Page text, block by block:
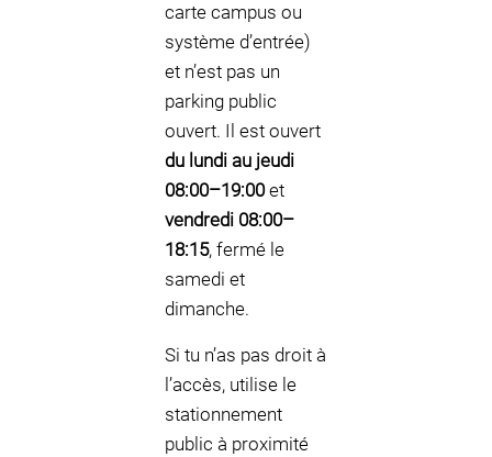
carte campus ou
système d’entrée)
et n’est pas un
parking public
ouvert. Il est ouvert
du lundi au jeudi
08:00–19:00et
vendredi 08:00–
18:15, fermé le
samedi et
dimanche.
Si tu n’as pas droit à
l’accès, utilise le
stationnement
public à proximité